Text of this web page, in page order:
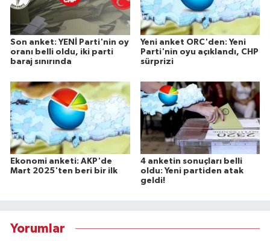
Son anket: YENİ Parti'nin oy
oranı belli oldu, iki parti
baraj sınırında
Yeni anket ORC'den: Yeni
Parti'nin oyu açıklandı, CHP
sürprizi
Ekonomi anketi: AKP'de
Mart 2025'ten beri bir ilk
4 anketin sonuçları belli
oldu: Yeni partiden atak
geldi!
Yorumlar